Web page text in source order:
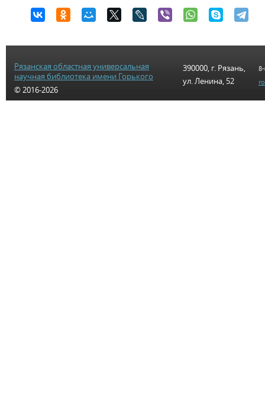
Рязанская областная универсальная
научная библиотека имени Горького
© 2016-2026
390000, г. Рязань,
ул. Ленина, 52